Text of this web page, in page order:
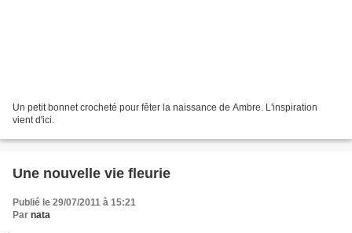
Un petit bonnet crocheté pour fêter la naissance de Ambre. L'inspiration
vient d'ici.
Une nouvelle vie fleurie
Publié le 29/07/2011 à 15:21
Par nata